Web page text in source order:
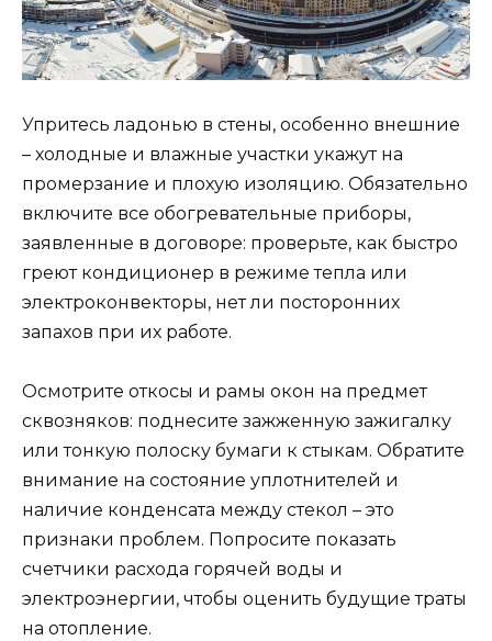
Упритесь ладонью в стены, особенно внешние
– холодные и влажные участки укажут на
промерзание и плохую изоляцию. Обязательно
включите все обогревательные приборы,
заявленные в договоре: проверьте, как быстро
греют кондиционер в режиме тепла или
электроконвекторы, нет ли посторонних
запахов при их работе.
Осмотрите откосы и рамы окон на предмет
сквозняков: поднесите зажженную зажигалку
или тонкую полоску бумаги к стыкам. Обратите
внимание на состояние уплотнителей и
наличие конденсата между стекол – это
признаки проблем. Попросите показать
счетчики расхода горячей воды и
электроэнергии, чтобы оценить будущие траты
на отопление.